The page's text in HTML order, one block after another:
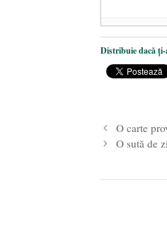
Ceva
O
Distribuie dacă
O carte
O sută de